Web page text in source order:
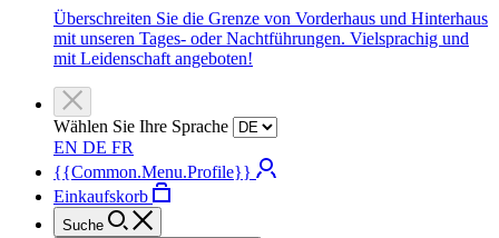
Überschreiten Sie die Grenze von Vorderhaus und Hinterhaus
mit unseren Tages- oder Nachtführungen. Vielsprachig und
mit Leidenschaft angeboten!
Wählen Sie Ihre Sprache
EN DE FR
{{Common.Menu.Profile}}
Einkaufskorb
Suche